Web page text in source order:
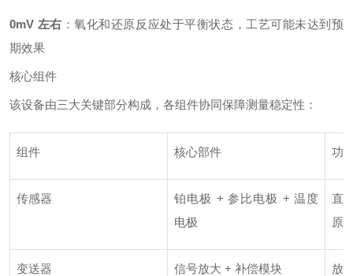
0mV 左右 ：氧化和还原反应处于平衡状态，工艺可能未达到预
期效果
核心组件
该设备由三大关键部分构成，各组件协同保障测量稳定性：
组件 核心部件 功
传感器
铂电极 + 参比电极 + 温度
电极
直
原
变送器 信号放大 + 补偿模块
放